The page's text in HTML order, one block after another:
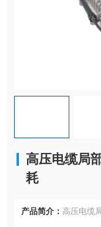
高压电缆局
耗
产品简介： 高压电缆